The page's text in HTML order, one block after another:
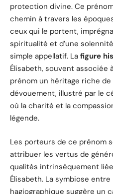
protection divine. Ce
chemin à travers les
ceux qui le portent,
spiritualité et d’une
simple appellatif. La figure
Élisabeth, souvent associée
prénom un héritage riche
dévouement, illustré par le
où la charité et la
légende.
Les porteurs de ce prénom
attribuer les vertus de
qualités intrinsèquement
Élisabeth. La symbiose
hagiographique suggère un